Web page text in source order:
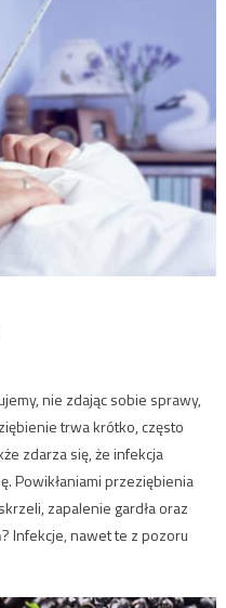
nie zdając sobie sprawy,
trwa krótko, często
zdarza się, że infekcja
Powikłaniami przeziębienia
zapalenie gardła oraz
Infekcje, nawet te z pozoru